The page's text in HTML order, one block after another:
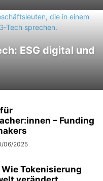
ESG digital und
– Funding
06/2025
Wie Tokenisierung